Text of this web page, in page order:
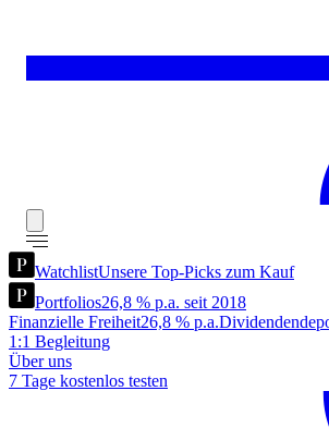
WatchlistUnsere Top-Picks zum Kauf
Portfolios26,8 % p.a. seit 2018
Finanzielle Freiheit26,8 % p.a.
1:1 Begleitung
Über uns
7 Tage kostenlos testen